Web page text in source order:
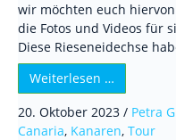
wir möchten euch
die Fotos und Videos für
Diese Rieseneidechse
Weiterlesen …
20. Oktober 2023 / Petra
Canaria, Kanaren, Tour